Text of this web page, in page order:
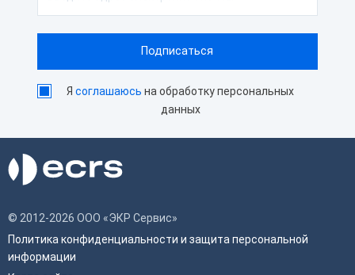
Ясоглашаюсь на обработку персональных
данных
© 2012-2026 ООО «ЭКР Сервис»
Политика конфиденциальности и защита персональной
информации